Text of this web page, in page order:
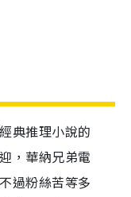
典推理小說的
，華納兄弟電
過粉絲苦等多